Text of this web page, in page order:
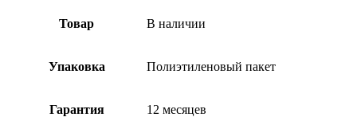
Товар В наличии
Упаковка Полиэтиленовый пакет
Гарантия 12 месяцев